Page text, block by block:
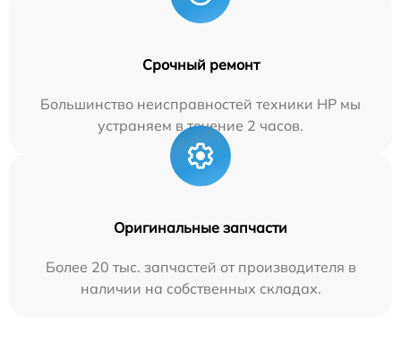
Срочный ремонт
Большинство неисправностей техники HP мы
устраняем в течение 2 часов.
Оригинальные запчасти
Более 20 тыс. запчастей от производителя в
наличии на собственных складах.